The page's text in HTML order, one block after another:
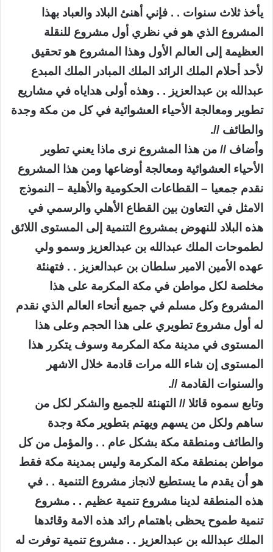
يأخذ ثلاث سنوات . . فإني أهنئ البلاد والعباد بهذا
المشروع الذي هو في نظري أول مشروع للنقلة
العظيمة إلى العالم الأول وهذا المشروع هو تحقيق
لأحد أحلام الملك الرائد الملك المبادر الملك المبدع
عبدالله بن عبدالعزيز . . وهذه أولى هداياه في مشاريع
تطوير ومعالجة الأحياء العشوائية في كل من مكة وجدة
والطائف //.
وأضاف // من هذا المشروع نرى ماذا يعني تطوير
الأحياء العشوائية ومعالجة أوضاعها ومن هذا المشروع
نقدم جمعيا – القطاعات الحكومية والأهلية – النموذج
الامثل في التعاون بين القطاع الأهلي والرسمي في
هذه البلاد للنهوض بمشروع التنمية إلى المستوى اللائق
لطموحات الملك عبدالله بن عبدالعزيز وسمو ولي
عهده الأمين الامير سلطان بن عبدالعزيز . . فتهنئة
مخلصة لكل مواطن في مكة المكرمة على هذا
المشروع وكل مسلم في جميع أنحاء العالم الذي نقدم
له أول مشروع تطويري على هذا الحجم وعلى هذا
المستوى في مدينة مكة المكرمة وسوف يتكرر هذا
المستوى إن شاء الله مرات قادمة خلال الاشهر
والسنوات القادمة //.
وتابع سموه قائلا // التهنئة للجميع والشكر لكل من
ساهم ولكل من يسهم ويهتم بتطوير مكة وجدة
والطائف ومنطقة مكة بشكل عام . . والمؤمل من كل
مواطن بمنطقة مكة المكرمة وليس بمدينة مكة فقط
هو أن يقدم ما يستطيع لانجاز مشروع التنمية . . في
هذه المنطقة لدينا مشروع تنمية عظيم . . مشروع
تنمية طموح يحظى باهتمام رائد هذه الامة وقائدها
الملك عبدالله بن عبدالعزيز . . مشروع تنمية توفرت له